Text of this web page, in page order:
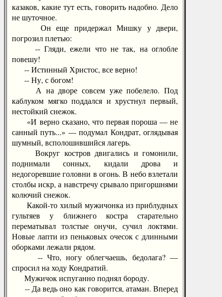
казаков, какие тут есть, говорить надобно. Дело
не шуточное.
Он еще придержал Мишку у двери,
погрозил плетью:
-- Гляди, ежели что не так, на оглобле
повешу!
-- Истинный Христос, все верно!
-- Ну, с богом!
А на дворе совсем уже побелело. Под
каблуком мягко поддался и хрустнул первый,
нестойкий снежок.
«И верно сказано, что первая пороша — не
санный путь...» — подумал Кондрат, оглядывая
шумный, всполошившийся лагерь.
Вокруг костров двигались и гомонили,
поднимали сонных, кидали дрова и
недогоревшие головни в огонь. В небо взлетали
столбы искр, а навстречу срывало пригоршнями
колючий снежок.
Какой-то хилый мужичонка из приблудных
гультяев у ближнего костра старательно
перематывал толстые онучи, сучил локтями.
Новые лапти из пеньковых очесок с длинными
оборками лежали рядом.
-- Что, ногу облегчаешь, бедолага? —
спросил на ходу Кондратий.
Мужичок испуганно поднял бороду.
-- Да ведь оно как говорится, атаман. Вперед